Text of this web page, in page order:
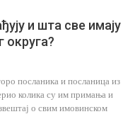
и шта све имају
округа?
посланика и посланица из
колика су им примања и
о свим имовинском